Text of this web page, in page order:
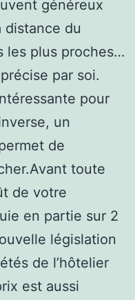
généreux
distance du
les plus proches…
par soi.
pour
un
de
toute
de votre
en partie sur 2
législation
de l’hôtelier
est aussi